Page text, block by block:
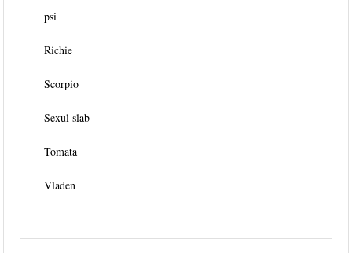
psi
Richie
Scorpio
Sexul slab
Tomata
Vladen